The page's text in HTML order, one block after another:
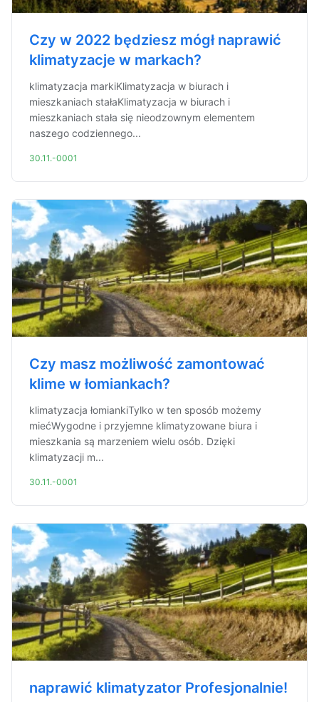
Czy w 2022 będziesz mógł naprawić
klimatyzacje w markach?
klimatyzacja markiKlimatyzacja w biurach i
mieszkaniach stałaKlimatyzacja w biurach i
mieszkaniach stała się nieodzownym elementem
naszego codziennego...
30.11.-0001
Czy masz możliwość zamontować
klime w łomiankach?
klimatyzacja łomiankiTylko w ten sposób możemy
miećWygodne i przyjemne klimatyzowane biura i
mieszkania są marzeniem wielu osób. Dzięki
klimatyzacji m...
30.11.-0001
naprawić klimatyzator Profesjonalnie!